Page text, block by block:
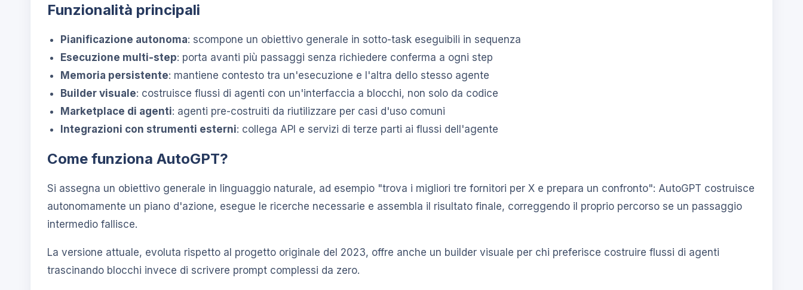
Funzionalità principali
Pianificazione autonoma: scompone un obiettivo generale in sotto-task eseguibili in sequenza
Esecuzione multi-step: porta avanti più passaggi senza richiedere conferma a ogni step
Memoria persistente: mantiene contesto tra un'esecuzione e l'altra dello stesso agente
Builder visuale: costruisce flussi di agenti con un'interfaccia a blocchi, non solo da codice
Marketplace di agenti: agenti pre-costruiti da riutilizzare per casi d'uso comuni
Integrazioni con strumenti esterni: collega API e servizi di terze parti ai flussi dell'agente
Come funziona AutoGPT?
Si assegna un obiettivo generale in linguaggio naturale, ad esempio "trova i migliori tre fornitori per X e prepara un confronto": AutoGPT costruisce
autonomamente un piano d'azione, esegue le ricerche necessarie e assembla il risultato finale, correggendo il proprio percorso se un passaggio
intermedio fallisce.
La versione attuale, evoluta rispetto al progetto originale del 2023, offre anche un builder visuale per chi preferisce costruire flussi di agenti
trascinando blocchi invece di scrivere prompt complessi da zero.